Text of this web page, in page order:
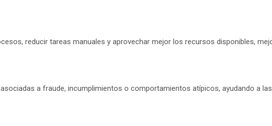
reducir tareas manuales y aprovechar mejor los recursos disponibles,
a fraude, incumplimientos o comportamientos atípicos, ayudando a